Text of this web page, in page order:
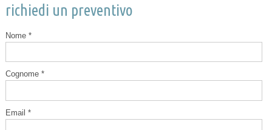
richiedi un preventivo
Nome *
Cognome *
Email *